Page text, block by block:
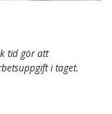
tid gör att
i taget.